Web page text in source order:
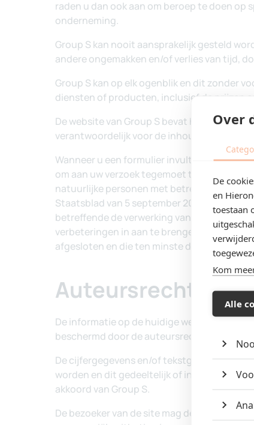
Over
De
en
toestaan
Kom
Alle